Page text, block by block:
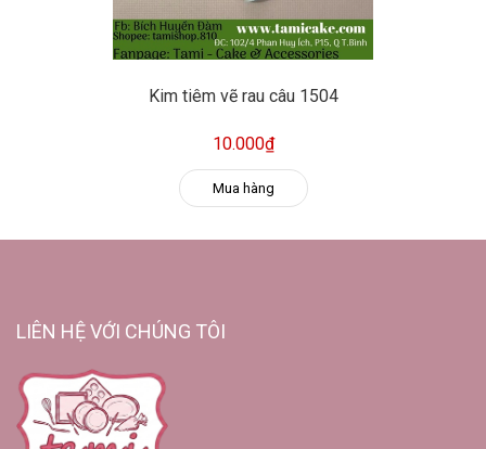
Kim tiêm vẽ rau câu 1504
10.000₫
Mua hàng
LIÊN HỆ VỚI CHÚNG TÔI